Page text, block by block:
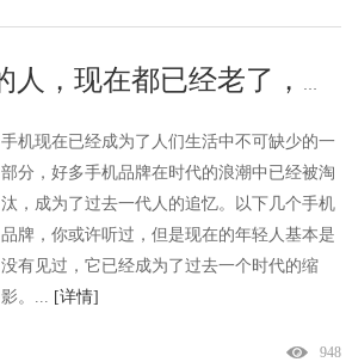
用过这些手机的人，现在都已经老了，年轻人肯定没用过。
手机现在已经成为了人们生活中不可缺少的一
部分，好多手机品牌在时代的浪潮中已经被淘
汰，成为了过去一代人的追忆。以下几个手机
品牌，你或许听过，但是现在的年轻人基本是
没有见过，它已经成为了过去一个时代的缩
影。... [详情]
948